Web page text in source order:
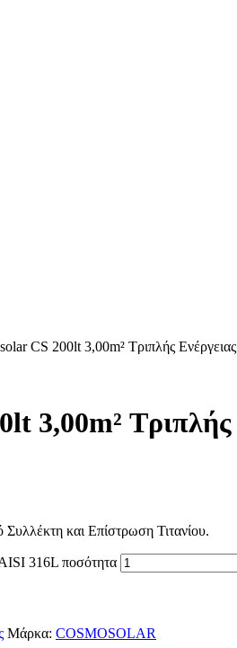
CS 200lt 3,00m² Τριπλής Ενέργειας
3,00m² Τριπλής
και Επίστρωση Τιτανίου.
316L ποσότητα
Μάρκα: COSMOSOLAR